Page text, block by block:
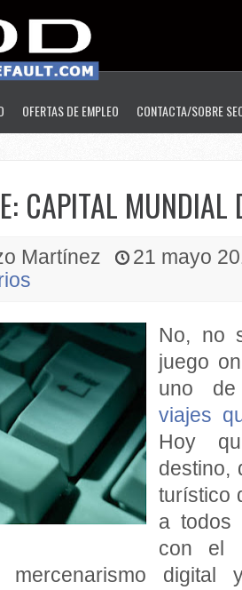
OFERTAS DE EMPLEO CONTACTA/SOBRE
CAPITAL MUNDIAL
Martínez
21 mayo
No, no
juego
uno
viajes
Hoy
destino,
turístico
a todos
con el
mercenarismo digital